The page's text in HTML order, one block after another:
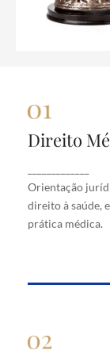
Direito
Orientação
direito à saúde,
prática médica.
erro